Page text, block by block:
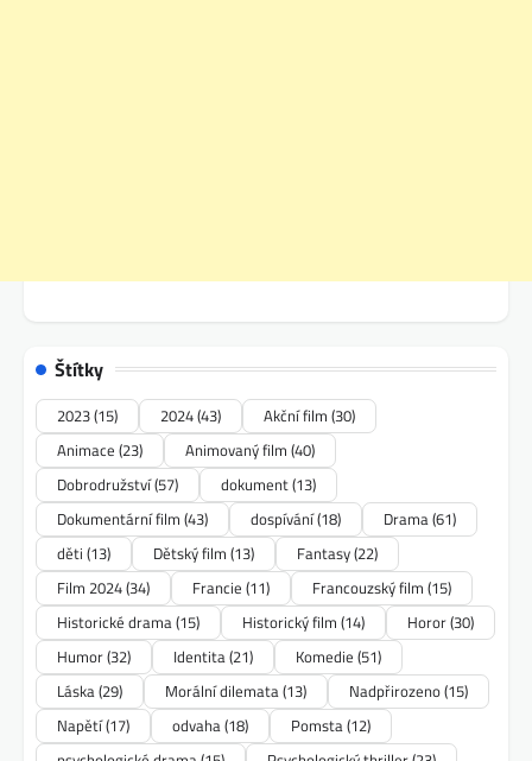
Štítky
2023(15) 2024(43) Akční film (30)
Animace (23) Animovaný film (40)
Dobrodružství(57) dokument(13)
Dokumentární film (43) dospívání(18) Drama(61)
děti (13) Dětský film (13) Fantasy(22)
Film 2024(34) Francie (11) Francouzský film (15)
Historické drama(15) Historický film (14) Horor(30)
Humor(32) Identita(21) Komedie (51)
Láska(29) Morální dilemata(13) Nadpřirozeno(15)
Napětí(17) odvaha(18) Pomsta(12)